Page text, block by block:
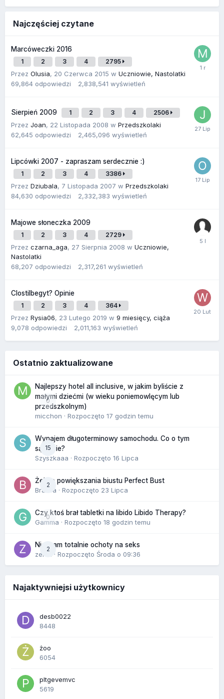
Najczęściej czytane
Marcóweczki 2016
1 2 3 4 2795
Przez Olusia, 20 Czerwca 2015 w Uczniowie, Nastolatki
69,864 odpowiedzi 2,838,541 wyświetleń
Sierpień 2009 1 2 3 4 2506
Przez Joan, 22 Listopada 2008 w Przedszkolaki
62,645 odpowiedzi 2,465,096 wyświetleń
Lipcówki 2007 - zapraszam serdecznie :)
1 2 3 4 3386
Przez Dziubala, 7 Listopada 2007 w Przedszkolaki
84,630 odpowiedzi 2,332,383 wyświetleń
Majowe słoneczka 2009
1 2 3 4 2729
Przez czarna_aga, 27 Sierpnia 2008 w Uczniowie,
Nastolatki
68,207 odpowiedzi 2,317,261 wyświetleń
Clostilbegyt? Opinie
1 2 3 4 364
Przez Rysia06, 23 Lutego 2019 w 9 miesięcy, ciąża
9,078 odpowiedzi 2,011,163 wyświetleń
Ostatnio zaktualizowane
0
Najlepszy hotel all inclusive, w jakim byliście z
małymi dziećmi (w wieku poniemowlęcym lub
przedszkolnym)
micchon · Rozpoczęto 17 godzin temu
15
Wynajem długoterminowy samochodu. Co o tym
sądzicie?
Szyszkaaa · Rozpoczęto 16 Lipca
2
Żel do powiększania biustu Perfect Bust
Bravva · Rozpoczęto 23 Lipca
0
Czy ktoś brał tabletki na libido Libido Therapy?
Gamma · Rozpoczęto 18 godzin temu
2
Nie mam totalnie ochoty na seks
zenla
· Rozpoczęto Środa o 09:36
Najaktywniejsi użytkownicy
desb0022
8448
żoo
6054
pltgevemvc
5619